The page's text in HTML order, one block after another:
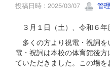
投稿日時 : 2025/03/07 管
３月１日（土）、令和６年
多くの方より祝電・祝詞
電・祝詞は本校の体育館後
ていただきました。この場を